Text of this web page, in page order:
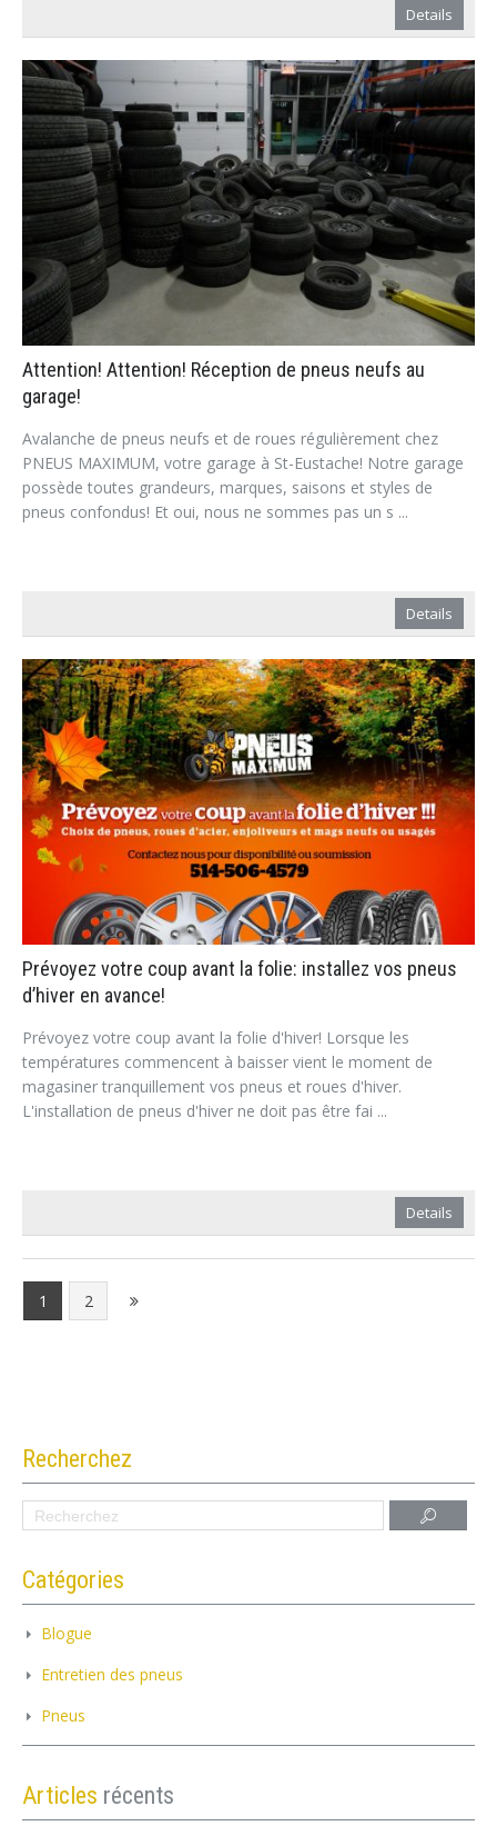
Details
Attention! Attention! Réception de pneus neufs au
garage!
Avalanche de pneus neufs et de roues régulièrement chez
PNEUS MAXIMUM, votre garage à St-Eustache! Notre garage
possède toutes grandeurs, marques, saisons et styles de
pneus confondus! Et oui, nous ne sommes pas un s ...
Details
Prévoyez votre coup avant la folie: installez vos pneus
d’hiver en avance!
Prévoyez votre coup avant la folie d'hiver! Lorsque les
températures commencent à baisser vient le moment de
magasiner tranquillement vos pneus et roues d'hiver.
L'installation de pneus d'hiver ne doit pas être fai ...
Details
1 2
Recherchez
Catégories
Blogue
Entretien des pneus
Pneus
Articles récents